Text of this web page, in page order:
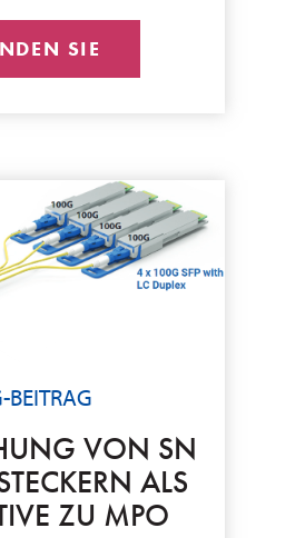
SIE
BEITRAG
VON SN
ALS
ZU MPO